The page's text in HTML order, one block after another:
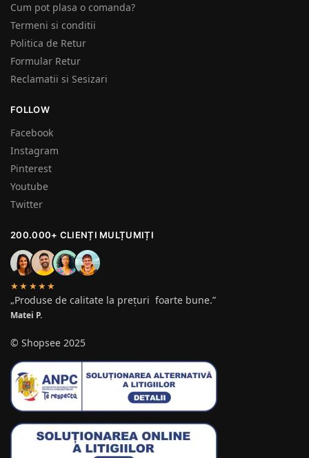
Cum pot plasa o comanda?
Termeni si conditii
Politica de Retur
Formular Retur
Reclamatii si Sesizari
FOLLOW
Facebook
Instagram
Pinterest
Youtube
Twitter
200.000+ CLIENȚI MULȚUMIȚI
★★★★★
„Produse de calitate la prețuri foarte bune.”
Matei P.
© Shopsee 2025